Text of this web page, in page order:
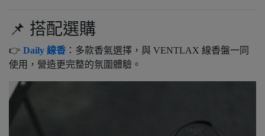
📌 搭配選購
👉 Daily 線香 ：多款香氣選擇，與 VENTLAX 線香盤一同
使用，營造更完整的氛圍體驗。